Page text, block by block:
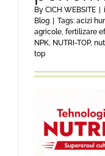
By CICH WEBSITE |
Blog | Tags: acizi
agricole fertilizare
NPK NUTRI-TOP,
top